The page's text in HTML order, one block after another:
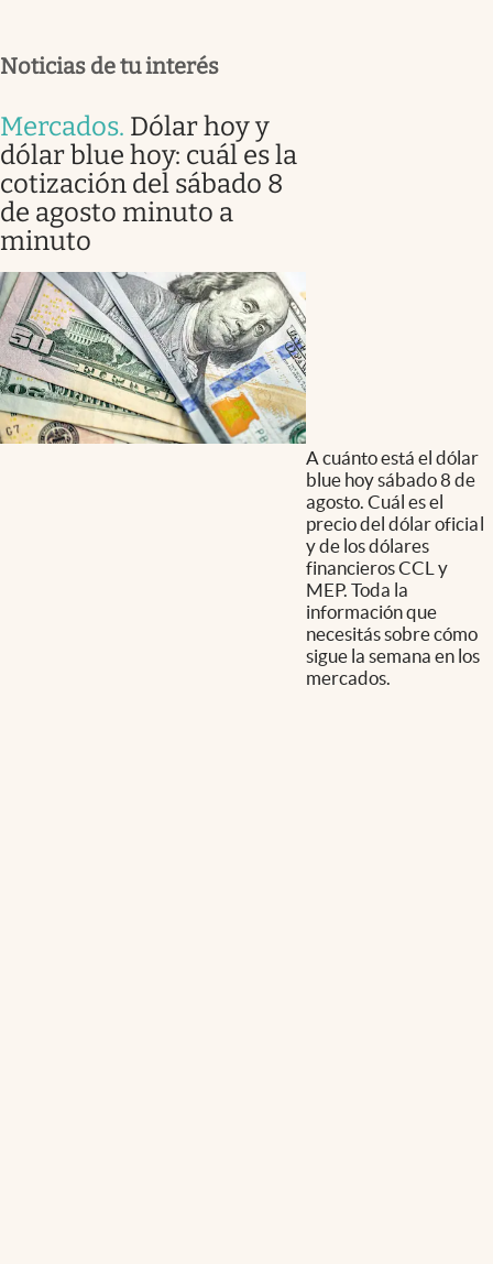
Noticias de tu interés
Mercados. Dólar hoy y
dólar blue hoy: cuál es la
cotización del sábado 8
de agosto minuto a
minuto
A cuánto está el dólar
blue hoy sábado 8 de
agosto. Cuál es el
precio del dólar oficial
y de los dólares
financieros CCL y
MEP. Toda la
información que
necesitás sobre cómo
sigue la semana en los
mercados.